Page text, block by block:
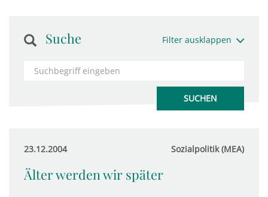
Suche Filter ausklappen
23.12.2004 Sozialpolitik (MEA)
Älter werden wir später